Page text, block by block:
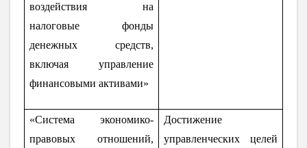
воздействия на
налоговые фонды
денежных средств,
включая управление
финансовыми активами»
«Система экономико-
правовых отношений,
Достижение
управленческих целей